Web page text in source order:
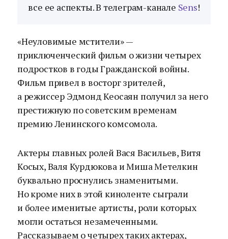
все ее аспекты. В телеграм-канале Sens!
«Неуловимые мстители» —
приключенческий фильм о жизни четырех
подростков в годы Гражданской войны.
Фильм привел в восторг зрителей,
а режиссер Эдмонд Кеосаян получил за него
престижную по советским временам
премию Ленинского комсомола.
Актеры главных ролей Вася Васильев, Витя
Косых, Валя Курдюкова и Миша Метелкин
буквально проснулись знаменитыми.
Но кроме них в этой киноленте сыграли
и более именитые артисты, роли которых
могли остаться незамеченными.
Рассказываем о четырех таких актерах,